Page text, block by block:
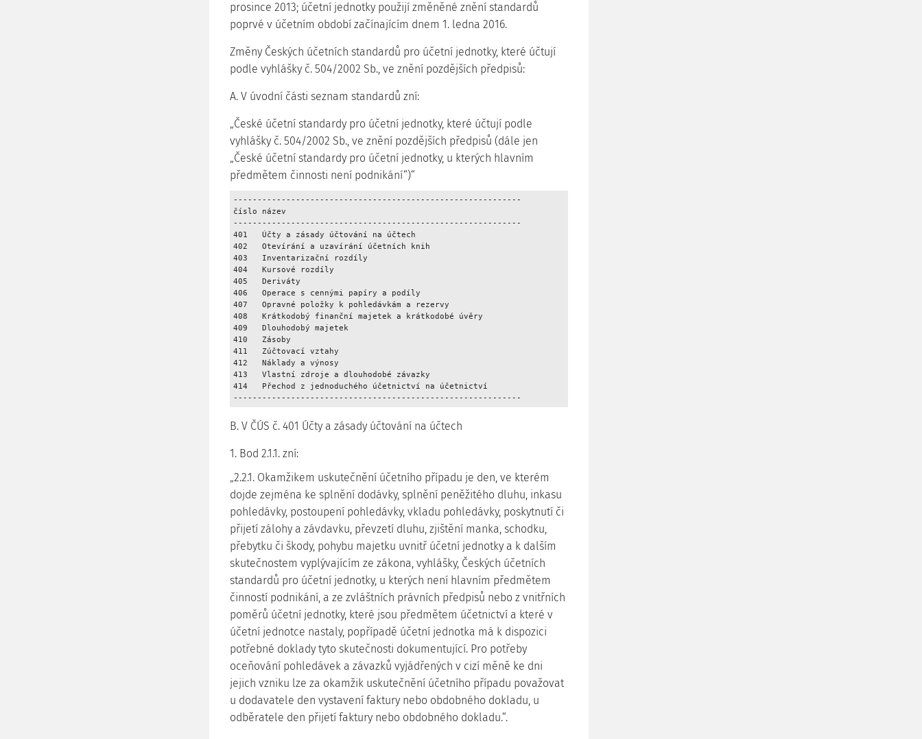
prosince 2013; účetní jednotky použijí změněné znění standardů
poprvé v účetním období začínajícím dnem 1. ledna 2016.
Změny Českých účetních standardů pro účetní jednotky, které účtují
podle vyhlášky č. 504/2002 Sb., ve znění pozdějších předpisů:
A. V úvodní části seznam standardů zní:
„České účetní standardy pro účetní jednotky, které účtují podle
vyhlášky č. 504/2002 Sb., ve znění pozdějších předpisů (dále jen
„České účetní standardy pro účetní jednotky, u kterých hlavním
předmětem činnosti není podnikání“)“
------------------------------------------------------------
číslo název
------------------------------------------------------------
401   Účty a zásady účtování na účtech
402   Otevírání a uzavírání účetních knih
403   Inventarizační rozdíly
404   Kursové rozdíly
405   Deriváty
406   Operace s cennými papíry a podíly
407   Opravné položky k pohledávkám a rezervy
408   Krátkodobý finanční majetek a krátkodobé úvěry
409   Dlouhodobý majetek
410   Zásoby
411   Zúčtovací vztahy
412   Náklady a výnosy
413   Vlastní zdroje a dlouhodobé závazky
414   Přechod z jednoduchého účetnictví na účetnictví
B. V ČÚS č. 401 Účty a zásady účtování na účtech
1. Bod 2.1.1. zní:
„2.2.1. Okamžikem uskutečnění účetního případu je den, ve kterém
dojde zejména ke splnění dodávky, splnění peněžitého dluhu, inkasu
pohledávky, postoupení pohledávky, vkladu pohledávky, poskytnutí či
přijetí zálohy a závdavku, převzetí dluhu, zjištění manka, schodku,
přebytku či škody, pohybu majetku uvnitř účetní jednotky a k dalším
skutečnostem vyplývajícím ze zákona, vyhlášky, Českých účetních
standardů pro účetní jednotky, u kterých není hlavním předmětem
činností podnikání, a ze zvláštních právních předpisů nebo z vnitřních
poměrů účetní jednotky, které jsou předmětem účetnictví a které v
účetní jednotce nastaly, popřípadě účetní jednotka má k dispozici
potřebné doklady tyto skutečnosti dokumentující. Pro potřeby
oceňování pohledávek a závazků vyjádřených v cizí měně ke dni
jejich vzniku lze za okamžik uskutečnění účetního případu považovat
u dodavatele den vystavení faktury nebo obdobného dokladu, u
odběratele den přijetí faktury nebo obdobného dokladu.“.